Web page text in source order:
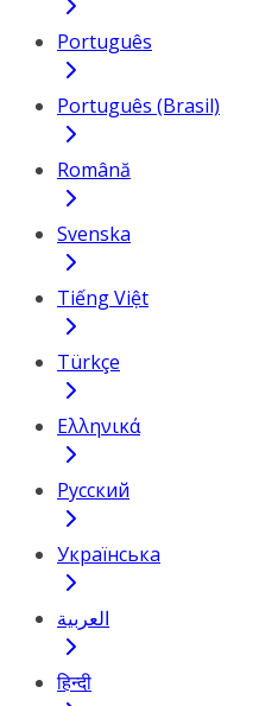
Português
Português (Brasil)
Română
Svenska
Tiếng Việt
Türkçe
Ελληνικά
Русский
Українська
العربية
हिन्दी